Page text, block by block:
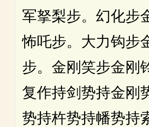
军拏梨步。幻化步
怖吒步。大力钩步
步。金刚笑步金刚
复作持剑势持金刚
势持杵势持幡势持